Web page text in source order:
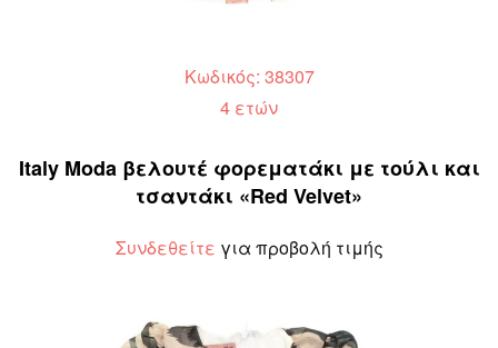
Κωδικός: 38307
4 ετών
Italy Moda βελουτέ φορεματάκι με τούλι και
τσαντάκι «Red Velvet»
Συνδεθείτε για προβολή τιμής